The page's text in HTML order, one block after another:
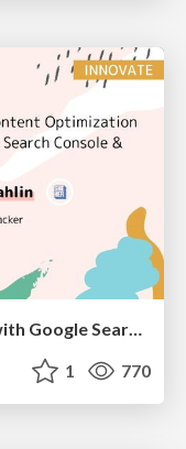
Efficient Content Optimization with Google Search Console & Apps Script
1 770